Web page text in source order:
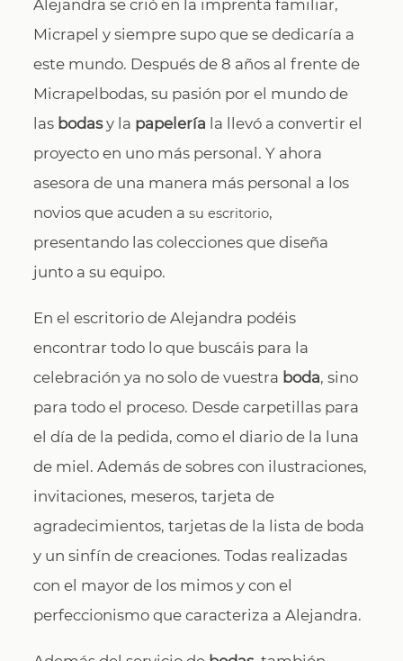
Alejandra se crió en la imprenta familiar,
Micrapel y siempre supo que se dedicaría a
este mundo. Después de 8 años al frente de
Micrapelbodas, su pasión por el mundo de
las bodasy la papelería la llevó a convertir el
proyecto en uno más personal. Y ahora
asesora de una manera más personal a los
novios que acuden asu escritorio,
presentando las colecciones que diseña
junto a su equipo.
En el escritorio de Alejandra podéis
encontrar todo lo que buscáis para la
celebración ya no solo de vuestra boda, sino
para todo el proceso. Desde carpetillas para
el día de la pedida, como el diario de la luna
de miel. Además de sobres con ilustraciones,
invitaciones, meseros, tarjeta de
agradecimientos, tarjetas de la lista de boda
y un sinfín de creaciones. Todas realizadas
con el mayor de los mimos y con el
perfeccionismo que caracteriza a Alejandra.